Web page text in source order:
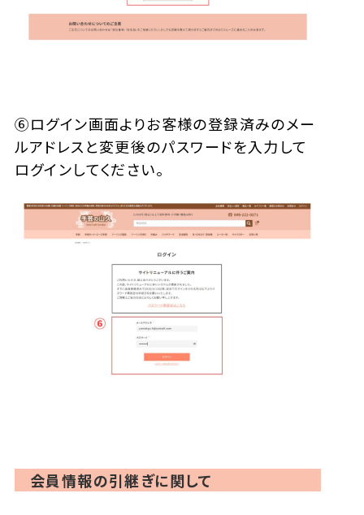
⑥ログイン画面よりお客様の登録済みのメー
ルアドレスと変更後のパスワードを入力して
ログインしてください。
会員情報の引継ぎに関して